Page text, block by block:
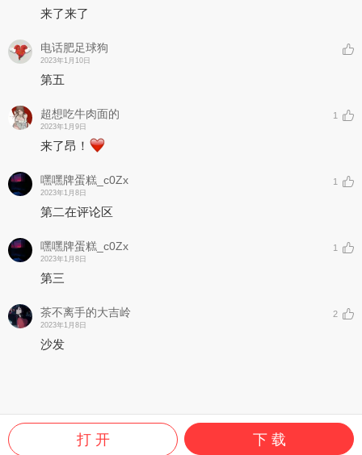
来了来了
电话肥足球狗
2023年1月10日
第五
超想吃牛肉面的
2023年1月9日
1
来了昂！
嘿嘿牌蛋糕_c0Zx
2023年1月8日
1
第二在评论区
嘿嘿牌蛋糕_c0Zx
2023年1月8日
1
第三
茶不离手的大吉岭
2023年1月8日
2
沙发
打 开 下 载